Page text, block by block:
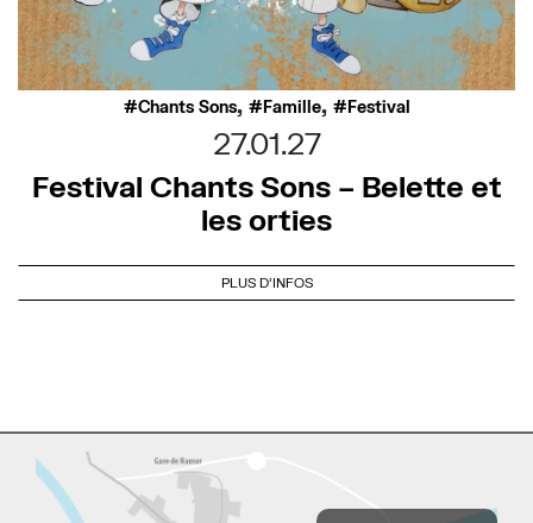
Chants Sons, Famille, Festival
27.01.27
Festival Chants Sons – Belette et
les orties
PLUS D'INFOS